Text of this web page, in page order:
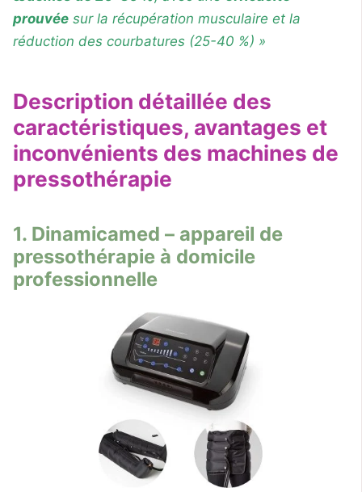
prouvée sur la récupération musculaire et la
réduction des courbatures (25-40 %) »
Description détaillée des
caractéristiques, avantages et
inconvénients des machines de
pressothérapie
1. Dinamicamed – appareil de
pressothérapie à domicile
professionnelle